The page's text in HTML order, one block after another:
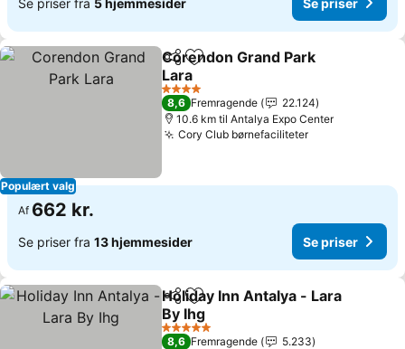
Populært valg
Del Føj til favoritter
Corendon Grand Park
Lara
4 Stjerner
8,6 Fremragende
22.124
10.6 km til Antalya Expo Center
Cory Club børnefaciliteter
Af 662 kr.
Se priser fra 13 hjemmesider Se priser
Del Føj til favoritter
Holiday Inn Antalya - Lara
By Ihg
5 Stjerner
8,6 Fremragende
5.233